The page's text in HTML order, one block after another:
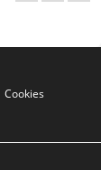
Cookies